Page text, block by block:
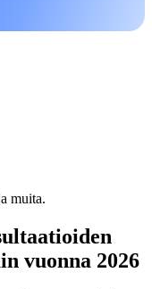
muita.
vuonna 2026